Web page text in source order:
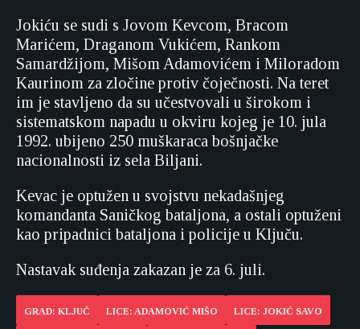
Jokiću se sudi s Jovom Kevcom, Bracom
Marićem, Draganom Vukićem, Rankom
Samardžijom, Mišom Adamovićem i Miloradom
Kaurinom za zločine protiv čoječnosti. Na teret
im je stavljeno da su učestvovali u širokom i
sistematskom napadu u okviru kojeg je 10. jula
1992. ubijeno 250 muškaraca bošnjačke
nacionalnosti iz sela Biljani.
Kevac je optužen u svojstvu nekadašnjeg
komandanta Saničkog bataljona, a ostali optuženi
kao pripadnici bataljona i policije u Ključu.
Nastavak suđenja zakazan je za 6. juli.
GRAD: KLJUČ LICE: ADAMOVIĆ MIŠO LICE: JOKIĆ SAVO